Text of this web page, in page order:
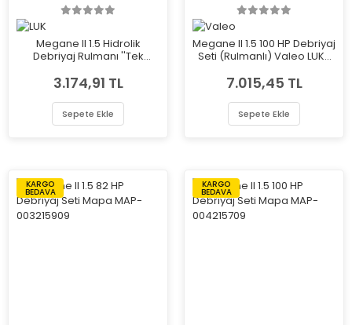
Megane II 1.5 Hidrolik
Debriyaj Rulmanı ''Tek
3.174,91 TL
Sepete Ekle
Megane II 1.5 100 HP Debriyaj
Seti (Rulmanlı) Valeo LUK-
7.015,45 TL
Sepete Ekle
KARGO
BEDAVA
KARGO
BEDAVA